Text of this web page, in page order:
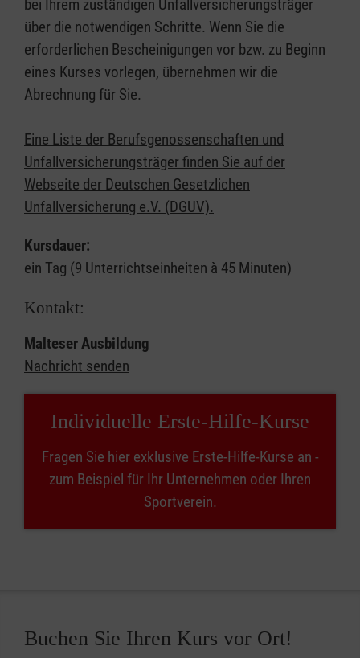
bei Ihrem zuständigen Unfallversicherungsträger
über die notwendigen Schritte. Wenn Sie die
erforderlichen Bescheinigungen vor bzw. zu Beginn
eines Kurses vorlegen, übernehmen wir die
Abrechnung für Sie.
Eine Liste der Berufsgenossenschaften und
Unfallversicherungsträger finden Sie auf der
Webseite der Deutschen Gesetzlichen
Unfallversicherung e.V. (DGUV).
Kursdauer:
ein Tag (9 Unterrichtseinheiten à 45 Minuten)
Kontakt:
Malteser Ausbildung
Nachricht senden
Individuelle Erste-Hilfe-Kurse
Fragen Sie hier exklusive Erste-Hilfe-Kurse an -
zum Beispiel für Ihr Unternehmen oder Ihren
Sportverein.
Buchen Sie Ihren Kurs vor Ort!